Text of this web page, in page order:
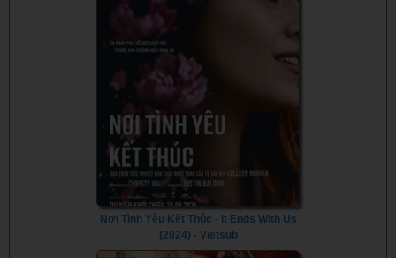
Nơi Tình Yêu Kết Thúc - It Ends With Us
(2024) - Vietsub